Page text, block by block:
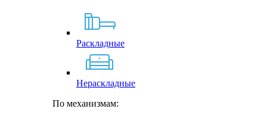
Раскладные
Нераскладные
По механизмам: